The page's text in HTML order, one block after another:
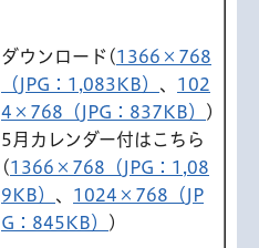
ダウンロード(1366×768
（JPG：1,083KB） 、 102
4×768（JPG：837KB）
)
5月カレンダー付はこちら
(1366×768（JPG：1,08
9KB） 、 1024×768（JP
G：845KB）
)